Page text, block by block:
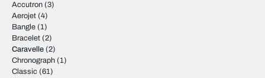
Accutron (3)
Aerojet (4)
Bangle (1)
Bracelet (2)
Caravelle (2)
Chronograph (1)
Classic (61)